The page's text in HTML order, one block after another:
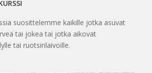
suosittelemme kaikille jotka asuvat
tai jokea tai jotka aikovat
tai ruotsinlaivoille.